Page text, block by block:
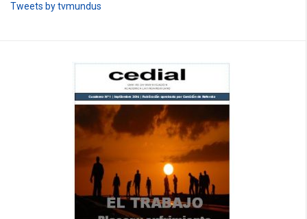
Tweets by tvmundus